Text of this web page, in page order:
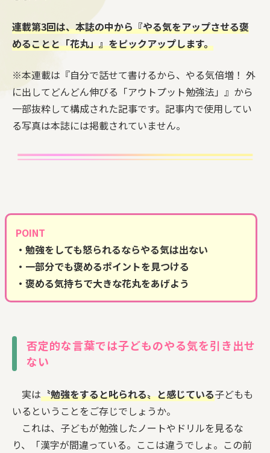
連載第3回は、本誌の中から『やる気をアップさせる褒
めることと「花丸」』をピックアップします。
※本連載は『自分で話せて書けるから、やる気倍増！ 外
に出してどんどん伸びる「アウトプット勉強法」』から
一部抜粋して構成された記事です。記事内で使用してい
る写真は本誌には掲載されていません。
POINT
・勉強をしても怒られるならやる気は出ない
・一部分でも褒めるポイントを見つける
・褒める気持ちで大きな花丸をあげよう
否定的な言葉では子どものやる気を引き出せ
ない
実は〝勉強をすると叱られる〟と感じている子どもも
いるということをご存じでしょうか。
これは、子どもが勉強したノートやドリルを見るな
り、「漢字が間違っている。ここは違うでしょ。この前